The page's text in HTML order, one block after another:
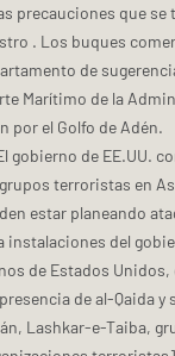
precauciones que se
. Los buques
de
Marítimo de la
por el Golfo de Adén.
gobierno de EE.UU.
terroristas en
estar planeando
instalaciones del
de Estados
de al-Qaida y
Lashkar-e-Taiba,